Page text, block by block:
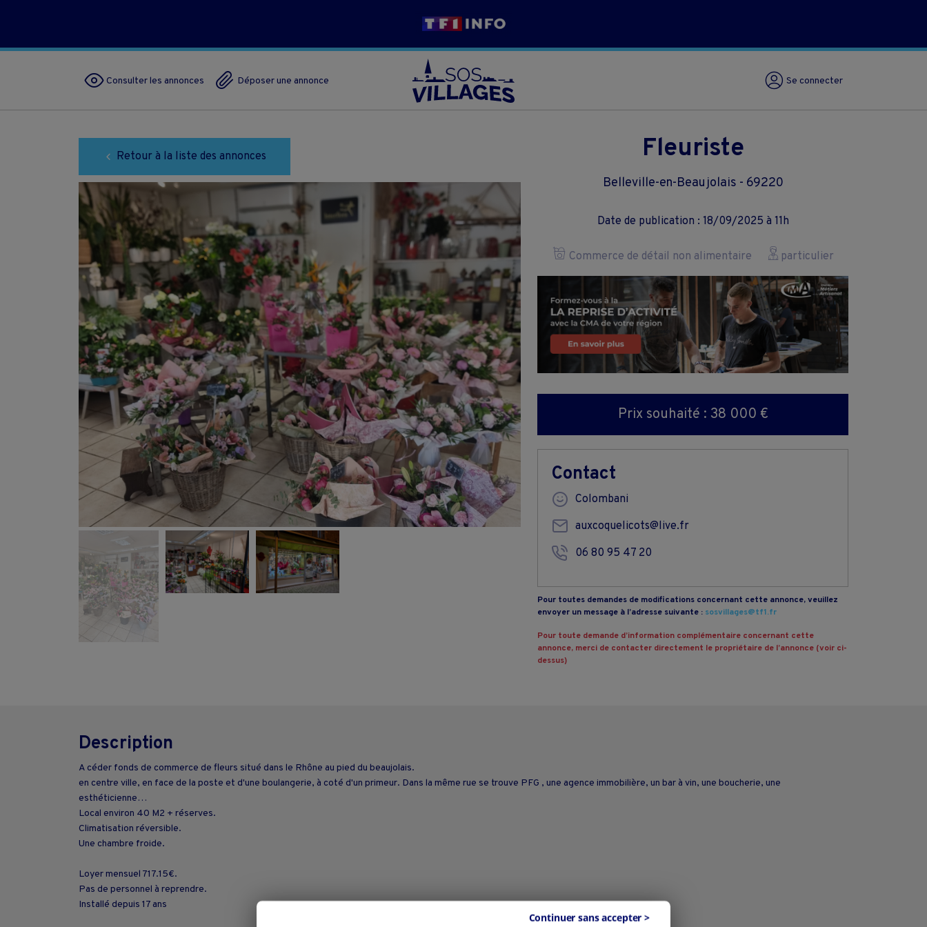
Consulter les annonces Déposer une annonce Se connecter
Retour à la liste des annonces Fleuriste
Belleville-en-Beaujolais - 69220
Date de publication : 18/09/2025 à 11h
Commerce de détail non alimentaire particulier
Prix souhaité : 38 000 €
Contact
Colombani
auxcoquelicots@live.fr
06 80 95 47 20
Pour toutes demandes de modifications concernant cette annonce, veuillez
envoyer un message à l’adresse suivante : sosvillages@tf1.fr
Pour toute demande d’information complémentaire concernant cette
annonce, merci de contacter directement le propriétaire de l’annonce (voir ci-
dessus)
Description
A céder fonds de commerce de fleurs situé dans le Rhône au pied du beaujolais.
en centre ville, en face de la poste et d'une boulangerie, à coté d'un primeur. Dans la même rue se trouve PFG , une agence immobilière, un bar à vin, une boucherie, une
esthéticienne…
Local environ 40 M2 + réserves.
Climatisation réversible.
Une chambre froide.
Loyer mensuel 717.15€.
Pas de personnel à reprendre.
Installé depuis 17 ans
Continuer sans accepter >